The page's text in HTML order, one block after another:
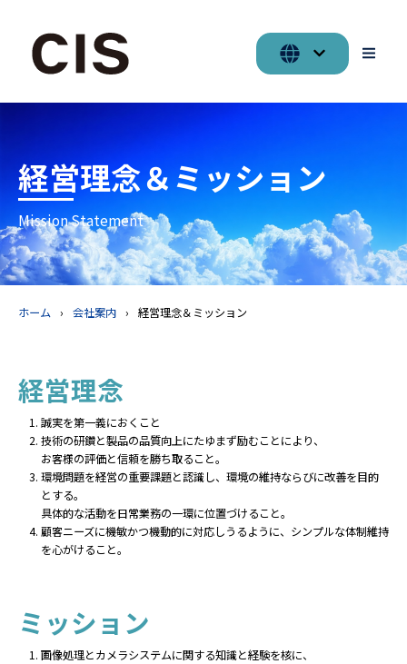
経営理念＆ミッション
Mission Statement
ホーム 会社案内 経営理念＆ミッション
経営理念
誠実を第一義におくこと
技術の研鑽と製品の品質向上にたゆまず励むことにより、
お客様の評価と信頼を勝ち取ること。
環境問題を経営の重要課題と認識し、環境の維持ならびに改善を目的
とする。
具体的な活動を日常業務の一環に位置づけること。
顧客ニーズに機敏かつ機動的に対応しうるように、シンプルな体制維持
を心がけること。
ミッション
画像処理とカメラシステムに関する知識と経験を核に、